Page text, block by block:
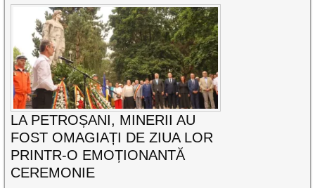
LA PETROȘANI, MINERII AU
FOST OMAGIAȚI DE ZIUA LOR
PRINTR-O EMOȚIONANTĂ
CEREMONIE